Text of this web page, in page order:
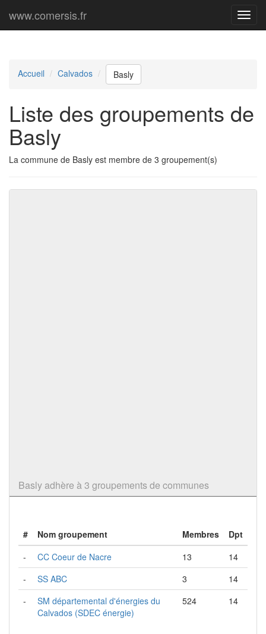
Menu
www.comersis.fr
Accueil Calvados Basly
Liste des groupements de
Basly
La commune de Basly est membre de 3 groupement(s)
Basly adhère à 3 groupements de communes
# Nom groupement Membres
Dpt
-
CC Coeur de Nacre 13
14
-
SS ABC 3
14
-
SM départemental d'énergies du
Calvados (SDEC énergie)
524 14